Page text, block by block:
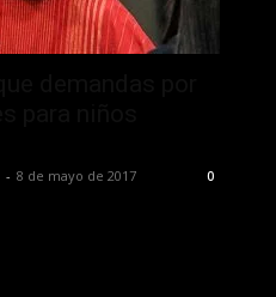
- 8 de mayo de 2017 0